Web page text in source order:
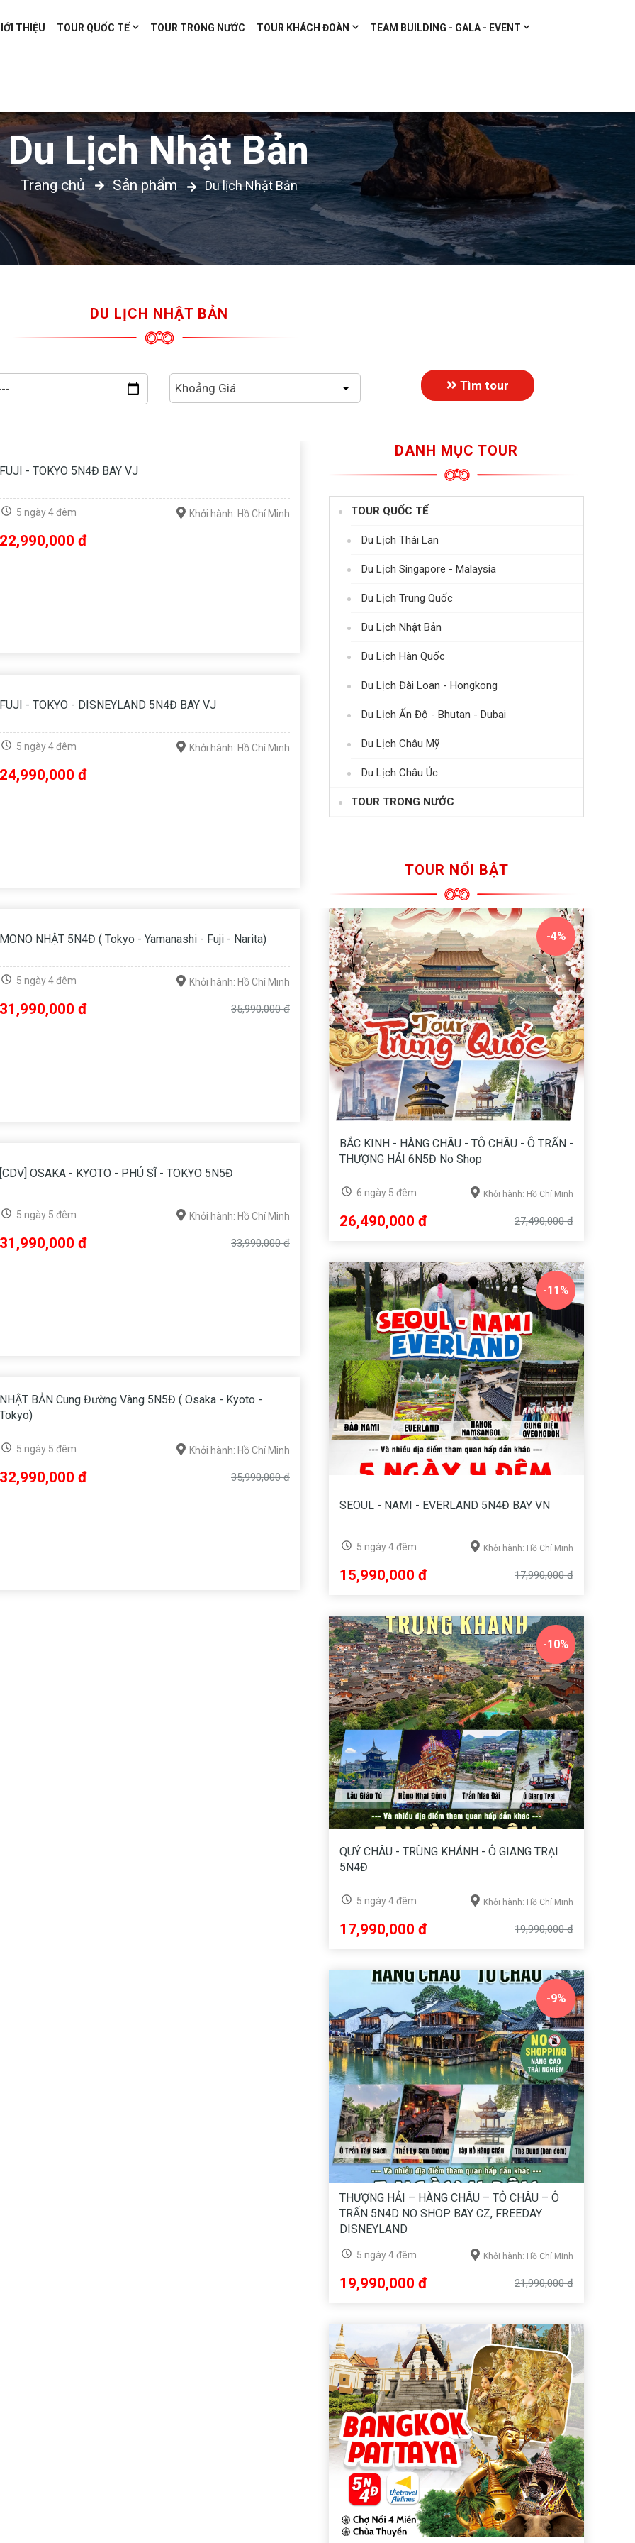
THIỆU TOUR QUỐC TẾ TOUR TRONG NƯỚC TOUR KHÁCH ĐOÀN TEAM BUILDING - GALA - EVENT
Du Lịch Nhật Bản
Trang chủ Sản phẩm Du lịch Nhật Bản
DU LỊCH NHẬT BẢN
Khoảng Giá Tìm tour
FUJI - TOKYO 5N4Đ BAY VJ
5 ngày 4 đêm Khởi hành: Hồ Chí Minh
22,990,000 đ
FUJI - TOKYO - DISNEYLAND 5N4Đ BAY VJ
5 ngày 4 đêm Khởi hành: Hồ Chí Minh
24,990,000 đ
MONO NHẬT 5N4Đ ( Tokyo - Yamanashi - Fuji - Narita)
5 ngày 4 đêm Khởi hành: Hồ Chí Minh
31,990,000 đ 35,990,000 đ
[CDV] OSAKA - KYOTO - PHÚ SĨ - TOKYO 5N5Đ
5 ngày 5 đêm Khởi hành: Hồ Chí Minh
31,990,000 đ 33,990,000 đ
NHẬT BẢN Cung Đường Vàng 5N5Đ ( Osaka - Kyoto -
Tokyo)
5 ngày 5 đêm Khởi hành: Hồ Chí Minh
32,990,000 đ 35,990,000 đ
DANH MỤC TOUR
TOUR QUỐC TẾ
Du Lịch Thái Lan
Du Lịch Singapore - Malaysia
Du Lịch Trung Quốc
Du Lịch Nhật Bản
Du Lịch Hàn Quốc
Du Lịch Đài Loan - Hongkong
Du Lịch Ấn Độ - Bhutan - Dubai
Du Lịch Châu Mỹ
Du Lịch Châu Úc
TOUR TRONG NƯỚC
TOUR NỔI BẬT
-4%
BẮC KINH - HÀNG CHÂU - TÔ CHÂU - Ô TRẤN -
THƯỢNG HẢI 6N5Đ No Shop
6 ngày 5 đêm Khởi hành: Hồ Chí Minh
26,490,000 đ 27,490,000 đ
-11%
SEOUL - NAMI - EVERLAND 5N4Đ BAY VN
5 ngày 4 đêm Khởi hành: Hồ Chí Minh
15,990,000 đ 17,990,000 đ
-10%
QUÝ CHÂU - TRÙNG KHÁNH - Ô GIANG TRẠI
5N4Đ
5 ngày 4 đêm Khởi hành: Hồ Chí Minh
17,990,000 đ 19,990,000 đ
-9%
THƯỢNG HẢI – HÀNG CHÂU – TÔ CHÂU – Ô
TRẤN 5N4D NO SHOP BAY CZ, FREEDAY
DISNEYLAND
5 ngày 4 đêm Khởi hành: Hồ Chí Minh
19,990,000 đ 21,990,000 đ